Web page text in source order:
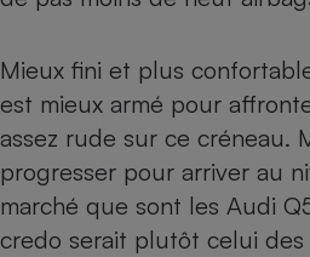
Mieux fini et plus
est mieux armé pour
assez rude sur ce créneau.
progresser pour arriver au
marché que sont les Audi
credo serait plutôt celui des